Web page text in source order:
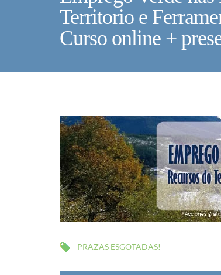
Territorio e
Curso online +
PRAZAS ESGOTADAS!